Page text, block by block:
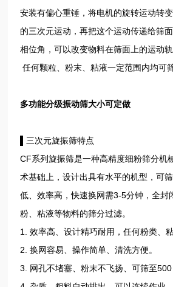
安装有偏心重锤，将电机的旋转运动转
的三次元运动，再把这个运动传递给筛
相位角，可以改变物料在筛面上的运动
任何颗粒、粉末、粘液一定范围内均可
多功能分级振动筛大小可定做
▌三次元旋振筛特点
CF系列旋振筛是一种高精度细粉筛分机
术基础上，设计出具有水平的机型，可
低、效率高，快速换网需3-5分钟，全封
粉、粘液等物料的筛分过滤。
1. 效率高、设计精巧耐用，任何粉类、
2. 换网容易、操作简单、清洗方便。
3. 网孔不堵塞、粉末不飞扬、可筛至500